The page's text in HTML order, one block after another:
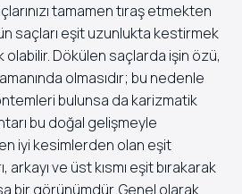
tamamen tıraş etmekten
saçları eşit uzunlukta kestirmek
Dökülen saçlarda işin özü,
olmasıdır; bu nedenle
bulunsa da karizmatik
bu doğal gelişmeyle
en iyi kesimlerden olan eşit
ve üst kısmı eşit bırakarak
bir görünümdür. Genel olarak